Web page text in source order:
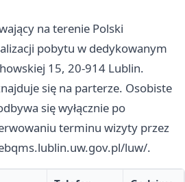
na terenie Polski
pobytu w dedykowanym
15, 20-914 Lublin.
się na parterze. Osobiste
się wyłącznie po
terminu wizyty przez
luw/.